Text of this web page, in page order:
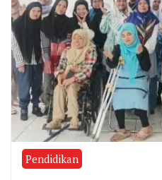
Pendidikan